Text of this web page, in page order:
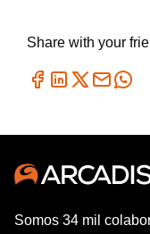
Share with your
Somos 34 mil